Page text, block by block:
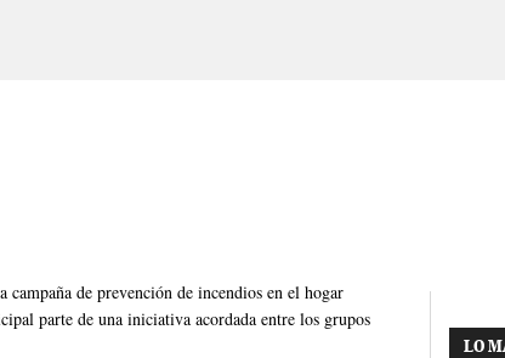
de prevención de incendios en el hogar
parte de una iniciativa acordada entre los grupos
LO